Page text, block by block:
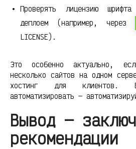
Проверять лицензию
деплоем (например, через
LICENSE).
Это особенно актуально,
несколько сайтов на одном
хостинг для
автоматизировать —
Вывод —
рекомендации